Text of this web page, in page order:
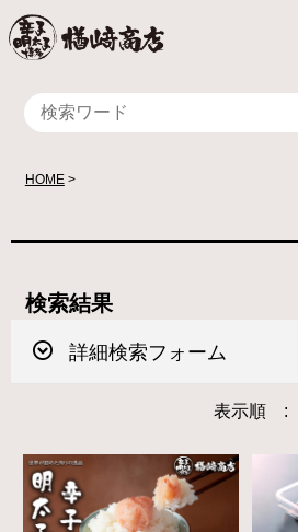
HOME
検索結果
詳細検索フォーム
表示順 :